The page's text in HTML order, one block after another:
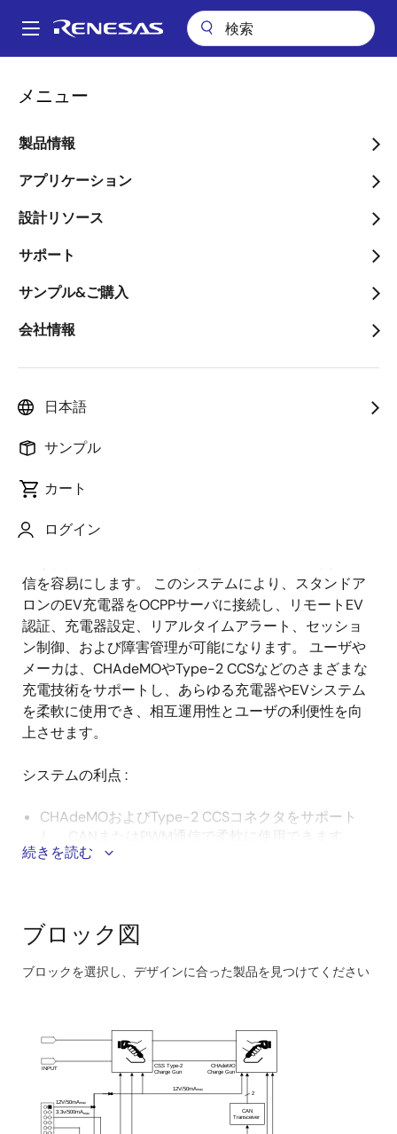
ン
Main
メニュー
製品情報
アプリケーション
設計リソース
サポート
サンプル&ご購入
会社情報
日本語
サンプル
カート
ログイン
パ
ン
く
ず
スマートEV充電器用OCPPインタフェースカード（OIC）
スマートEV充電器用OCPP
インタフェースカード
（OIC）
ページセクションへ移動：
概要
概
要
説明
明
Open Charge Point Protocol(OCPP)は、ネットワーク
信を容易にします。 このシステムにより、スタンドア
ロンのEV充電器をOCPPサーバに接続し、リモートEV
認証、充電器設定、リアルタイムアラート、セッショ
ン制御、および障害管理が可能になります。 ユーザや
メーカは、CHAdeMOやType-2 CCSなどのさまざまな
充電技術をサポートし、あらゆる充電器やEVシステム
を柔軟に使用でき、相互運用性とユーザの利便性を向
上させます。
システムの利点 :
CHAdeMOおよびType-2 CCSコネクタをサポート
し、CANまたはPWM通信で柔軟に使用できます。
いて通知します。
SPI/Pmod™を介して3.3kWまたは任意の充電器に接
タフェースするために使用されます。
続きを読む
ブロック図
ブロックを選択し、デザインに合った製品を見つけてください
block
diagram
CAN
Transceiver
INPUT CSS Type-2
Charge Gun
CHAdeMO
Charge Gun
12V/50mAmax
3.3v/500mAmax
12V/50mAmax
2